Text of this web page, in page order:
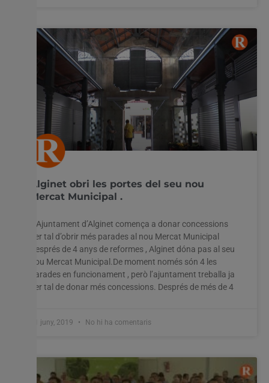
Alginet obri les portes del seu nou
Mercat Municipal .
L’Ajuntament d’Alginet comença a donar concessions
per tal d’obrir més parades al nou Mercat Municipal
Després de 4 anys de reformes , Alginet dóna pas al seu
nou Mercat Municipal.De moment només són 4 les
parades en funcionament , però l’ajuntament treballa ja
per tal de donar més concessions. Després de més de 4
11 juny, 2019 No hi ha comentaris